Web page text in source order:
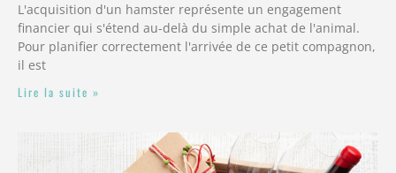
L'acquisition d'un hamster représente un engagement
financier qui s'étend au-delà du simple achat de l'animal.
Pour planifier correctement l'arrivée de ce petit compagnon,
il est
Lire la suite »